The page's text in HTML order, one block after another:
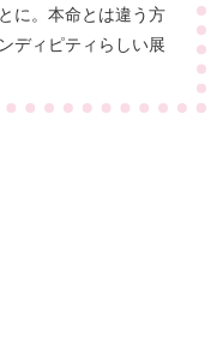
に。本命とは違う方
ディピティらしい展